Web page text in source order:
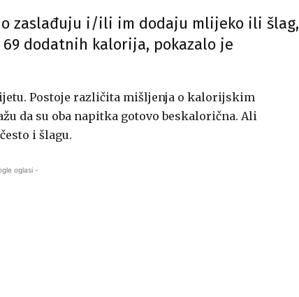
zaslađuju i/ili im dodaju mlijeko ili šlag,
dodatnih kalorija, pokazalo je
Postoje različita mišljenja o kalorijskim
da su oba napitka gotovo beskalorična. Ali
i šlagu.
oglasi -